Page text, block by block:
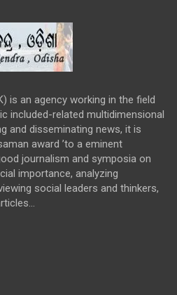
is an agency working in the field
included-related multidimensional
and disseminating news, it is
award ’to a eminent
journalism and symposia on
importance, analyzing
social leaders and thinkers,